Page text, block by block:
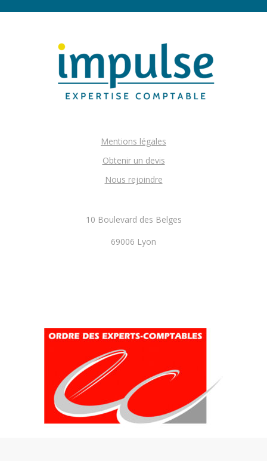
Mentions légales
Obtenir un devis
Nous rejoindre
10 Boulevard des Belges
69006 Lyon